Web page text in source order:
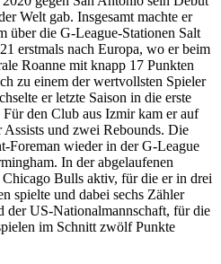
Welt gab. Insgesamt machte er
über die G-League-Stationen Salt
erstmals nach Europa, wo er beim
Roanne mit knapp 17 Punkten
zu einem der wertvollsten Spieler
er letzte Saison in die erste
den Club aus Izmir kam er auf
und zwei Rebounds. Die
Foreman wieder in der G-League
In der abgelaufenen
Bulls aktiv, für die er in drei
spielte und dabei sechs Zähler
der US-Nationalmannschaft, für die
im Schnitt zwölf Punkte